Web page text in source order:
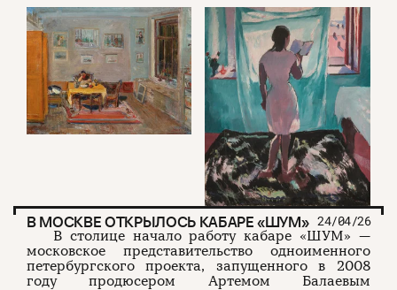
В МОСКВЕ ОТКРЫЛОСЬ КАБАРЕ «ШУМ» 24/04/26
В столице начало работу кабаре «ШУМ» —
московское представительство одноименного
петербургского проекта, запущенного в 2008
году продюсером Артемом Балаевым